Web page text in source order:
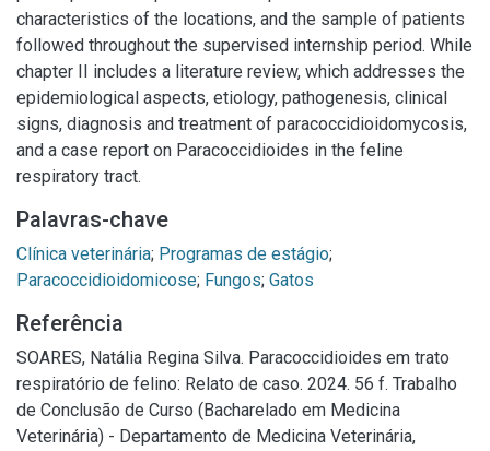
characteristics of the locations, and the sample of patients
followed throughout the supervised internship period. While
chapter II includes a literature review, which addresses the
epidemiological aspects, etiology, pathogenesis, clinical
signs, diagnosis and treatment of paracoccidioidomycosis,
and a case report on Paracoccidioides in the feline
respiratory tract.
Palavras-chave
Clínica veterinária; Programas de estágio;
Paracoccidioidomicose; Fungos; Gatos
Referência
SOARES, Natália Regina Silva. Paracoccidioides em trato
respiratório de felino: Relato de caso. 2024. 56 f. Trabalho
de Conclusão de Curso (Bacharelado em Medicina
Veterinária) - Departamento de Medicina Veterinária,